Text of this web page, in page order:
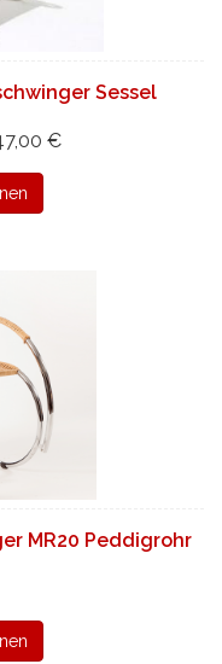
Sessel
€
MR20 Peddigrohr